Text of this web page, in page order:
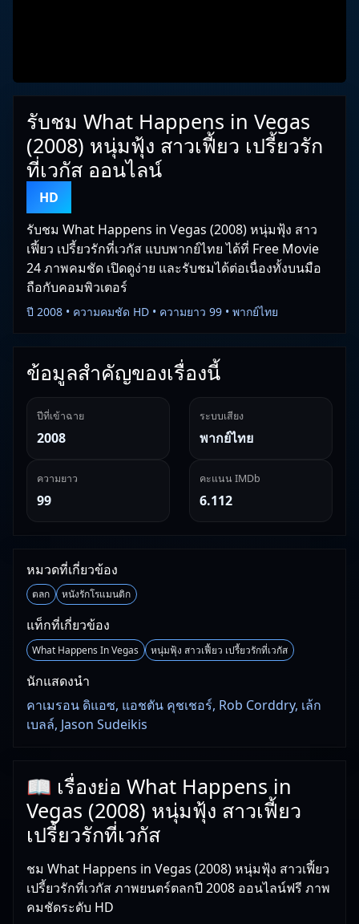
รับชม What Happens in Vegas
(2008) หนุ่มฟุ้ง สาวเฟี้ยว เปรี้ยวรัก
ที่เวกัส ออนไลน์
HD
รับชม What Happens in Vegas (2008) หนุ่มฟุ้ง สาว
เฟี้ยว เปรี้ยวรักที่เวกัส แบบพากย์ไทย ได้ที่ Free Movie
24 ภาพคมชัด เปิดดูง่าย และรับชมได้ต่อเนื่องทั้งบนมือ
ถือกับคอมพิวเตอร์
ปี 2008 • ความคมชัด HD • ความยาว 99 • พากย์ไทย
ข้อมูลสำคัญของเรื่องนี้
ปีที่เข้าฉาย
2008
ระบบเสียง
พากย์ไทย
ความยาว
99
คะแนน IMDb
6.112
หมวดที่เกี่ยวข้อง
ตลก หนังรักโรแมนติก
แท็กที่เกี่ยวข้อง
What Happens In Vegas หนุ่มฟุ้ง สาวเฟี้ยว เปรี้ยวรักที่เวกัส
นักแสดงนำ
คาเมรอน ดิแอซ, แอชตัน คุชเชอร์, Rob Corddry, เล้ก
เบลล์, Jason Sudeikis
📖 เรื่องย่อ What Happens in
Vegas (2008) หนุ่มฟุ้ง สาวเฟี้ยว
เปรี้ยวรักที่เวกัส
ชม What Happens in Vegas (2008) หนุ่มฟุ้ง สาวเฟี้ยว
เปรี้ยวรักที่เวกัส ภาพยนตร์ตลกปี 2008 ออนไลน์ฟรี ภาพ
คมชัดระดับ HD